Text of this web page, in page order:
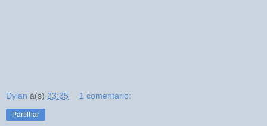
Dylan à(s) 23:35 1 comentário:
Partilhar